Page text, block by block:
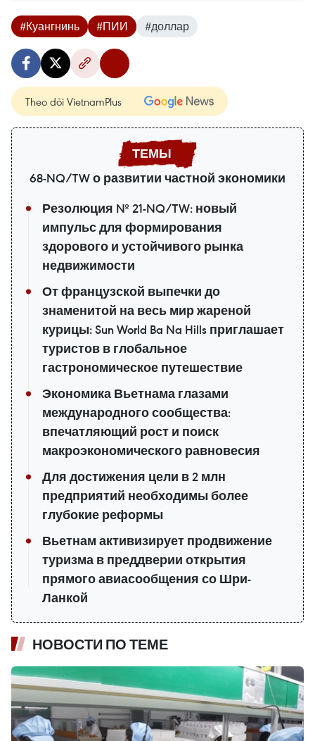
#Куангнинь #ПИИ #доллар
Theo dõi VietnamPlus
68-NQ/TW о развитии частной экономики
Резолюция № 21-NQ/TW: новый
импульс для формирования
здорового и устойчивого рынка
недвижимости
От французской выпечки до
знаменитой на весь мир жареной
курицы: Sun World Ba Na Hills приглашает
туристов в глобальное
гастрономическое путешествие
Экономика Вьетнама глазами
международного сообщества:
впечатляющий рост и поиск
макроэкономического равновесия
Для достижения цели в 2 млн
предприятий необходимы более
глубокие реформы
Вьетнам активизирует продвижение
туризма в преддверии открытия
прямого авиасообщения со Шри-
Ланкой
НОВОСТИ ПО ТЕМЕ